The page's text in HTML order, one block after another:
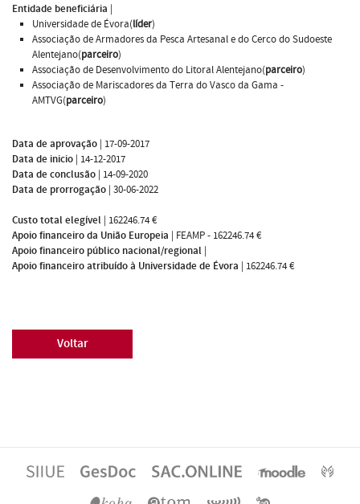
Entidade beneficiária |
Universidade de Évora(líder)
Associação de Armadores da Pesca Artesanal e do Cerco do Sudoeste
Alentejano(parceiro)
Associação de Desenvolvimento do Litoral Alentejano(parceiro)
Associação de Mariscadores da Terra do Vasco da Gama -
AMTVG(parceiro)
Data de aprovação | 17-09-2017
Data de inicio | 14-12-2017
Data de conclusão | 14-09-2020
Data de prorrogação | 30-06-2022
Custo total elegível | 162246.74 €
Apoio financeiro da União Europeia | FEAMP - 162246.74 €
Apoio financeiro público nacional/regional |
Apoio financeiro atribuído à Universidade de Évora | 162246.74 €
Voltar